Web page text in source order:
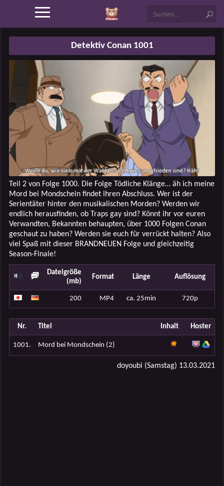
Detektiv Conan 1001
Teil 2 von Folge 1000. Die Folge Tödliche Klänge… äh ich meine
Mord bei Mondschein findet ihren Abschluss. Wer ist der
Serientäter hinter den musikalischen Morden? Werden wir
endlich herausfinden, ob Traps gay sind? Könnt ihr vor euren
Verwandten, Bekannten behaupten, über 1000 Folgen Conan
geschaut zu haben? Werden sie euch für verrückt halten? Also
viel Spaß mit dieser BRANDNEUEN Folge und gleichzeitig
Season-Finale!
Dateigröße
(mb)
Format Länge Auflösung
200 MP4 ca. 25min 720p
Nr. Titel Inhalt Hoster
1001. Mord bei Mondschein (2)
doyoubi (Samstag) 13.03.2021